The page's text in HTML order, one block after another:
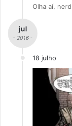
Olha aí,
jul
- 2016 -
18 julho